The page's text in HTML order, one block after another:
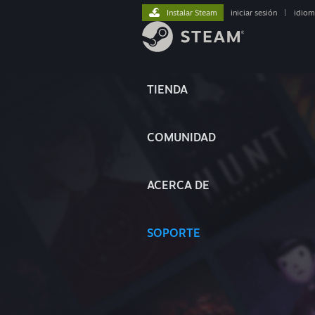
TIENDA
COMUNIDAD
ACERCA DE
SOPORTE
Instalar Steam iniciar sesión